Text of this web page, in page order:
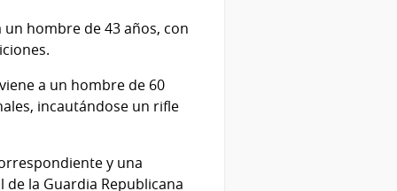
hombre de 43 años, con
a un hombre de 60
incautándose un rifle
y una
la Guardia Republicana